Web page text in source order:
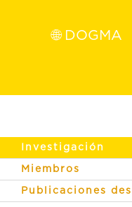
🌐 DOGMA
Investigación
Miembros
Publicaciones